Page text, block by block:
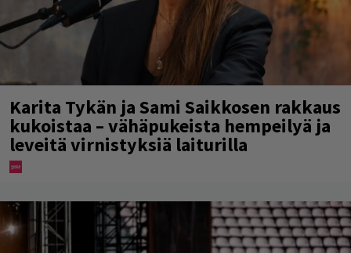
Karita Tykän ja Sami Saikkosen rakkaus
kukoistaa – vähäpukeista hempeilyä ja
leveitä virnistyksiä laiturilla